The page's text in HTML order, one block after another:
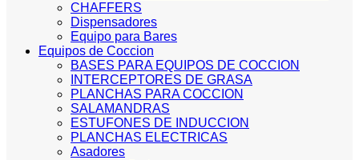
CHAFFERS
Dispensadores
Equipo para Bares
Equipos de Coccion
BASES PARA EQUIPOS DE COCCION
INTERCEPTORES DE GRASA
PLANCHAS PARA COCCION
SALAMANDRAS
ESTUFONES DE INDUCCION
PLANCHAS ELECTRICAS
Asadores